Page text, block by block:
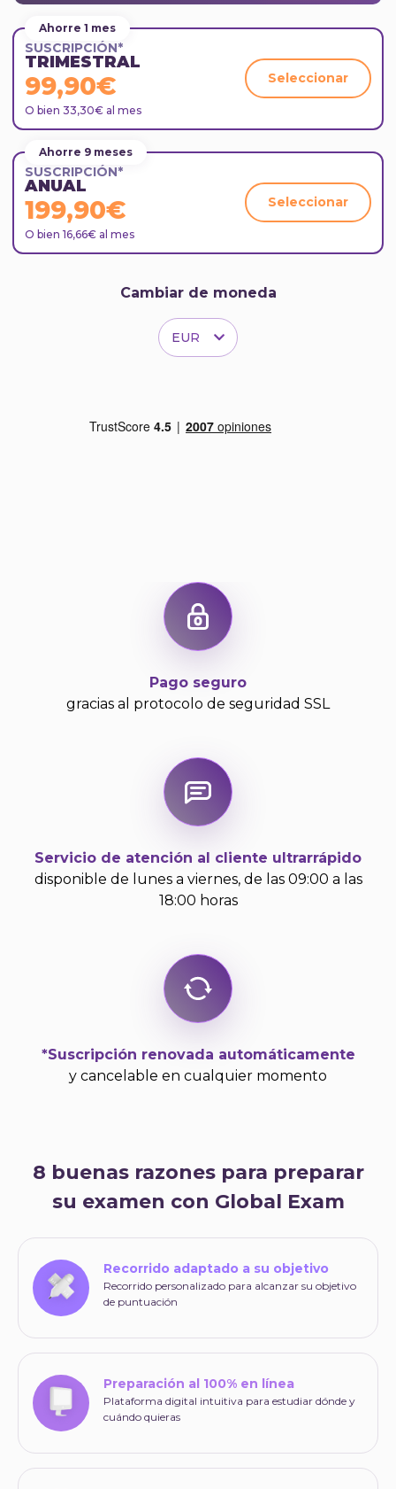
Ahorre 1 mes
SUSCRIPCIÓN*
TRIMESTRAL
99,90€
O bien 33,30€ al mes
Seleccionar
Ahorre 9 meses
SUSCRIPCIÓN*
ANUAL
199,90€
O bien 16,66€ al mes
Seleccionar
Cambiar de moneda
EUR
Pago seguro
gracias al protocolo de seguridad SSL
Servicio de atención al cliente ultrarrápido
disponible de lunes a viernes, de las 09:00 a las
18:00 horas
*Suscripción renovada automáticamente
y cancelable en cualquier momento
8 buenas razones para preparar
su examen con Global Exam
Recorrido adaptado a su objetivo
Recorrido personalizado para alcanzar su objetivo
de puntuación
Preparación al 100% en línea
Plataforma digital intuitiva para estudiar dónde y
cuándo quieras